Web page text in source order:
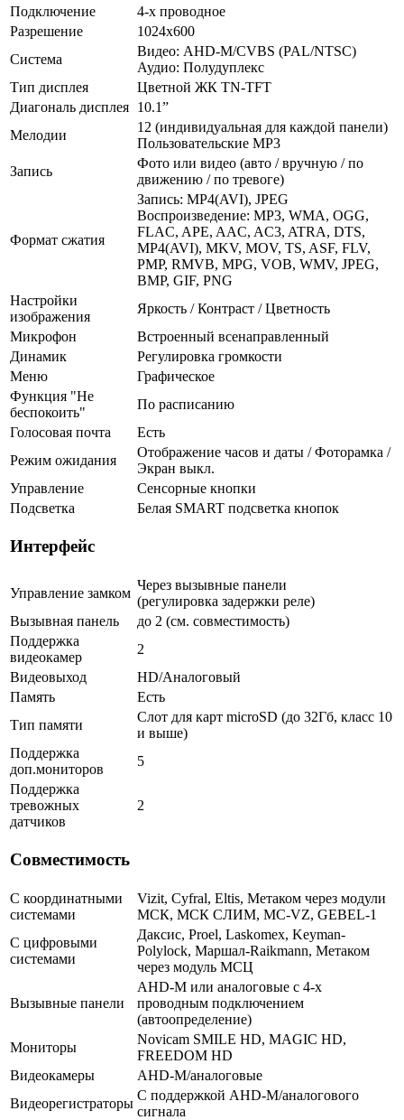
Подключение
4-х проводное
Разрешение
1024х600
Система
Видео: AHD-M/CVBS (PAL/NTSC)
Аудио: Полудуплекс
Тип дисплея
Цветной ЖК TN-TFT
Диагональ дисплея 10.1”
Мелодии
12 (индивидуальная для каждой панели)
Пользовательские MP3
Запись
Фото или видео (авто / вручную / по
движению / по тревоге)
Формат сжатия
Запись: MP4(AVI), JPEG
Воспроизведение: MP3, WMA, OGG,
FLAC, APE, AAC, AC3, ATRA, DTS,
MP4(AVI), MKV, MOV, TS, ASF, FLV,
PMP, RMVB, MPG, VOB, WMV, JPEG,
BMP, GIF, PNG
Настройки
изображения
Яркость / Контраст / Цветность
Микрофон
Встроенный всенаправленный
Динамик
Регулировка громкости
Меню
Графическое
Функция "Не
беспокоить"
По расписанию
Голосовая почта
Есть
Режим ожидания
Отображение часов и даты / Фоторамка /
Экран выкл.
Управление
Сенсорные кнопки
Подсветка
Белая SMART подсветка кнопок
Интерфейс
Управление замком
Через вызывные панели
(регулировка задержки реле)
Вызывная панель
до 2 (см. совместимость)
Поддержка
видеокамер
2
Видеовыход
HD/Аналоговый
Память
Есть
Тип памяти
Слот для карт microSD (до 32Гб, класс 10
и выше)
Поддержка
доп.мониторов
5
Поддержка
тревожных
датчиков
2
Совместимость
С координатными
системами
Vizit, Cyfral, Eltis, Метаком через модули
МСК, МСК СЛИМ, MC-VZ, GEBEL-1
С цифровыми
системами
Даксис, Proel, Laskomex, Keyman-
Polylock, Маршал-Raikmann, Метаком
через модуль МСЦ
Вызывные панели
AHD-M или аналоговые с 4-х
проводным подключением
(автоопределение)
Мониторы
Novicam SMILE HD, MAGIC HD,
FREEDOM HD
Видеокамеры
AHD-M/аналоговые
Видеорегистраторы
С поддержкой AHD-M/аналогового
сигнала